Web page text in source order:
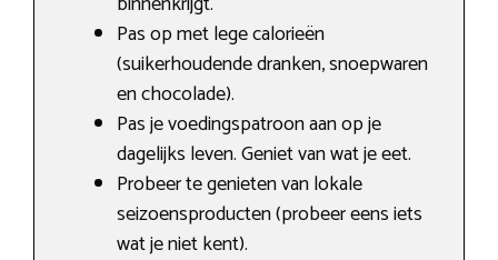
Pas op met lege calorieën
(suikerhoudende dranken, snoepwaren
en chocolade).
Pas je voedingspatroon aan op je
dagelijks leven. Geniet van wat je eet.
Probeer te genieten van lokale
seizoensproducten (probeer eens iets
wat je niet kent).